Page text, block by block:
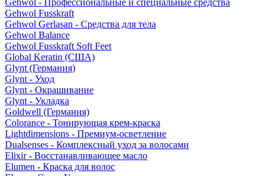
Gehwol - Профессиональные и специальные средства
Gehwol Fusskraft
Gehwol Gerlasan - Средства для тела
Gehwol Balance
Gehwol Fusskraft Soft Feet
Global Keratin (США)
Glynt (Германия)
Glynt - Уход
Glynt - Окрашивание
Glynt - Укладка
Goldwell (Германия)
Colorance - Тонирующая крем-краска
Lightdimensions - Премиум-осветление
Dualsenses - Комплексный уход за волосами
Elixir - Восстанавливающее масло
Elumen - Краска для волос